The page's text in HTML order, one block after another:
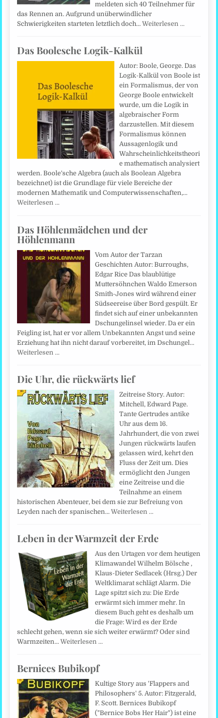
meldeten sich 40 Teilnehmer für
das Rennen an. Aufgrund unüberwindlicher
Schwierigkeiten starteten letztlich doch…Weiterlesen …
Das Boolesche Logik-Kalkül
Autor: Boole, George. Das
Logik-Kalkül von Boole ist
ein Formalismus, der von
George Boole entwickelt
wurde, um die Logik in
algebraischer Form
darzustellen. Mit diesem
Formalismus können
Aussagenlogik und
Wahrscheinlichkeitstheori
e mathematisch analysiert
werden. Boole’sche Algebra (auch als Boolean Algebra
bezeichnet) ist die Grundlage für viele Bereiche der
modernen Mathematik und Computerwissenschaften,…
Weiterlesen …
Das Höhlenmädchen und der
Höhlenmann
Vom Autor der Tarzan
Geschichten Autor: Burroughs,
Edgar Rice Das blaublütige
Muttersöhnchen Waldo Emerson
Smith-Jones wird während einer
Südseereise über Bord gespült. Er
findet sich auf einer unbekannten
Dschungelinsel wieder. Da er ein
Feigling ist, hat er vor allem Unbekannten Angst und seine
Erziehung hat ihn nicht darauf vorbereitet, im Dschungel…
Weiterlesen …
Die Uhr, die rückwärts lief
Zeitreise Story. Autor:
Mitchell, Edward Page.
Tante Gertrudes antike
Uhr aus dem 16.
Jahrhundert, die von zwei
Jungen rückwärts laufen
gelassen wird, kehrt den
Fluss der Zeit um. Dies
ermöglicht den Jungen
eine Zeitreise und die
Teilnahme an einem
historischen Abenteuer, bei dem sie zur Befreiung von
Leyden nach der spanischen…Weiterlesen …
Leben in der Warmzeit der Erde
Aus den Urtagen vor dem heutigen
Klimawandel Wilhelm Bölsche ,
Klaus-Dieter Sedlacek (Hrsg.) Der
Weltklimarat schlägt Alarm. Die
Lage spitzt sich zu: Die Erde
erwärmt sich immer mehr. In
diesem Buch geht es deshalb um
die Frage: Wird es der Erde
schlecht gehen, wenn sie sich weiter erwärmt? Oder sind
Warmzeiten…Weiterlesen …
Bernices Bubikopf
Kultige Story aus 'Flappers and
Philosophers' 5. Autor: Fitzgerald,
F. Scott. Bernices Bubikopf
("Bernice Bobs Her Hair") ist eine